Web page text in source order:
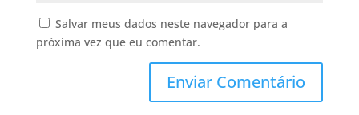
Salvar meus dados neste navegador para a
próxima vez que eu comentar.